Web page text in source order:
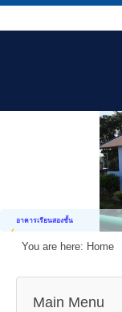
อาคารเรียนสองชั้น
You are here: Home
Main Menu